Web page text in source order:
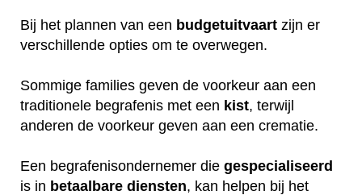
Bij het plannen van een budgetuitvaart zijn er
verschillende opties om te overwegen.
Sommige families geven de voorkeur aan een
traditionele begrafenis met een kist, terwijl
anderen de voorkeur geven aan een crematie.
Een begrafenisondernemer die gespecialiseerd
is in betaalbare diensten, kan helpen bij het